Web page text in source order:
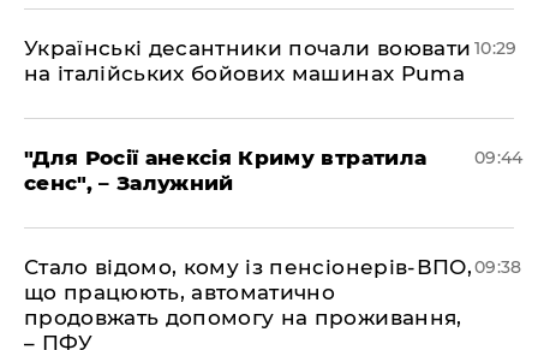
Українські десантники почали воювати
на італійських бойових машинах Puma
10:29
"Для Росії анексія Криму втратила
сенс", – Залужний
09:44
Стало відомо, кому із пенсіонерів-ВПО,
що працюють, автоматично
продовжать допомогу на проживання,
– ПФУ
09:38